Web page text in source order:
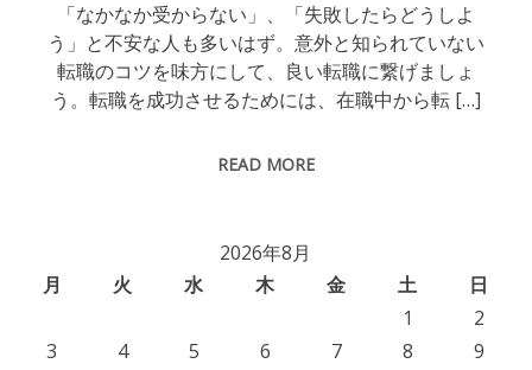
「なかなか受からない」、「失敗したらどうしよ
う」と不安な人も多いはず。意外と知られていない
転職のコツを味方にして、良い転職に繋げましょ
う。転職を成功させるためには、在職中から転 […]
READ MORE
2026年8月
月
火 水 木 金 土
日
1
2
3
4 5 6 7 8
9